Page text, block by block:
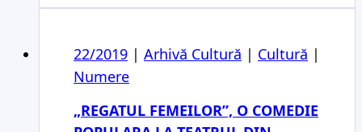
Bucureștiului
22/2019 | Arhivă Cultură | Cultură |
Numere
„REGATUL FEMEILOR”, O COMEDIE